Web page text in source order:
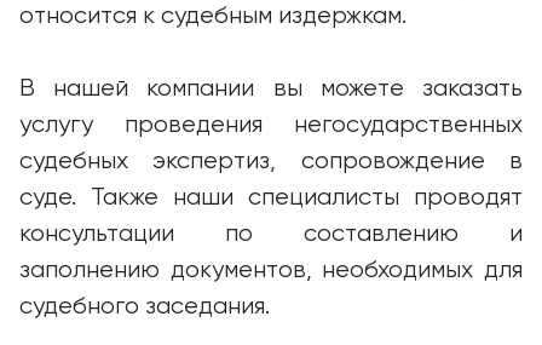
относится к судебным издержкам.
В нашей компании вы можете заказать
услугу проведения негосударственных
судебных экспертиз, сопровождение в
суде. Также наши специалисты проводят
консультации по составлению и
заполнению документов, необходимых для
судебного заседания.